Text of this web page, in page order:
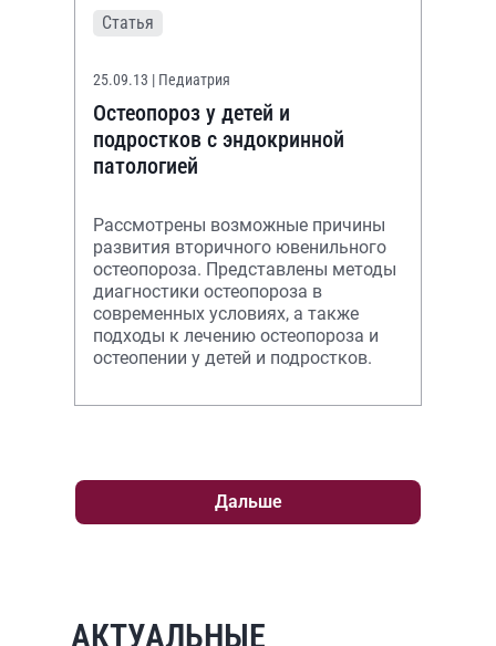
Статья
25.09.13 | Педиатрия
Остеопороз у детей и
подростков с эндокринной
патологией
Рассмотрены возможные причины
развития вторичного ювенильного
остеопороза. Представлены методы
диагностики остеопороза в
современных условиях, а также
подходы к лечению остеопороза и
остеопении у детей и подростков.
Дальше
АКТУАЛЬНЫЕ